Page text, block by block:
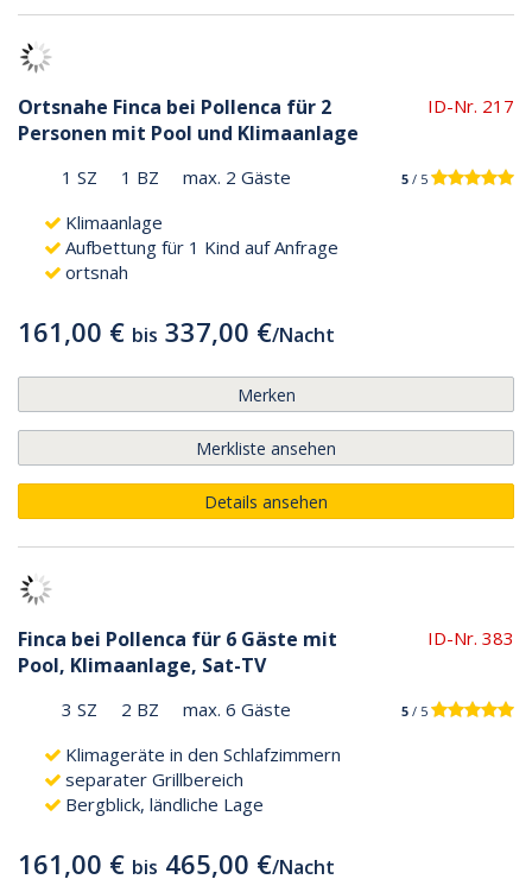
Ortsnahe Finca bei Pollenca für 2
Personen mit Pool und Klimaanlage
ID-Nr. 217
1 SZ 1 BZ max. 2 Gäste 5 / 5
Klimaanlage
Aufbettung für 1 Kind auf Anfrage
ortsnah
161,00 € bis 337,00 €/Nacht
Merken
Merkliste ansehen
Details ansehen
Finca bei Pollenca für 6 Gäste mit
Pool, Klimaanlage, Sat-TV
ID-Nr. 383
3 SZ 2 BZ max. 6 Gäste 5 / 5
Klimageräte in den Schlafzimmern
separater Grillbereich
Bergblick, ländliche Lage
161,00 € bis 465,00 €/Nacht